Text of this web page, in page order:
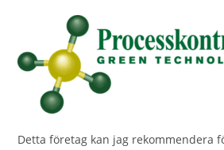
Detta företag kan jag rekommendera